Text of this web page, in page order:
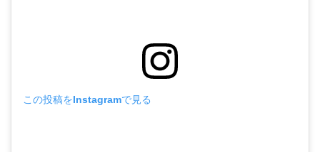
この投稿をInstagramで見る